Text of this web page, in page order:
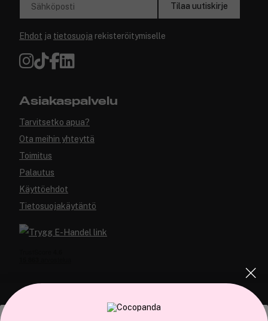
Sähköposti Tilaa uutiskirje
Ehdot ja tietosuoja rekisteröitymiselle
Asiakaspalvelu
Tarvitsetko apua?
Ota meihin yhteyttä
Toimitus
Palautus
Käyttöehdot
Tietosuojakäytäntö